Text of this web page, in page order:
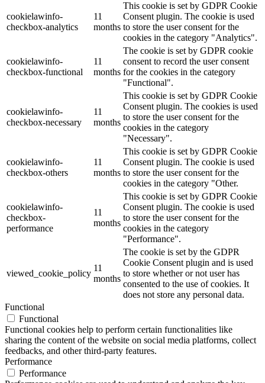
cookielawinfo-
checkbox-analytics
11
months
This cookie is set by GDPR Cookie
Consent plugin. The cookie is used
to store the user consent for the
cookies in the category "Analytics".
cookielawinfo-
checkbox-functional
11
months
The cookie is set by GDPR cookie
consent to record the user consent
for the cookies in the category
"Functional".
cookielawinfo-
checkbox-necessary
11
months
This cookie is set by GDPR Cookie
Consent plugin. The cookies is used
to store the user consent for the
cookies in the category
"Necessary".
cookielawinfo-
checkbox-others
11
months
This cookie is set by GDPR Cookie
Consent plugin. The cookie is used
to store the user consent for the
cookies in the category "Other.
cookielawinfo-
checkbox-
performance
11
months
This cookie is set by GDPR Cookie
Consent plugin. The cookie is used
to store the user consent for the
cookies in the category
"Performance".
viewed_cookie_policy
11
months
The cookie is set by the GDPR
Cookie Consent plugin and is used
to store whether or not user has
consented to the use of cookies. It
does not store any personal data.
Functional
Functional
Functional cookies help to perform certain functionalities like
sharing the content of the website on social media platforms, collect
feedbacks, and other third-party features.
Performance
Performance